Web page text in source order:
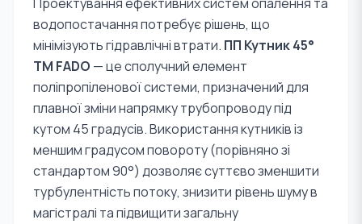
водопостачання потребує рішень, що
мінімізують гідравлічні втрати. ПП Кутник 45°
TM FADO — це сполучний елемент
поліпропіленової системи, призначений для
плавної зміни напрямку трубопроводу під
кутом 45 градусів. Використання кутників із
меншим градусом повороту (порівняно зі
стандартом 90°) дозволяє суттєво зменшити
турбулентність потоку, знизити рівень шуму в
магістралі та підвищити загальну